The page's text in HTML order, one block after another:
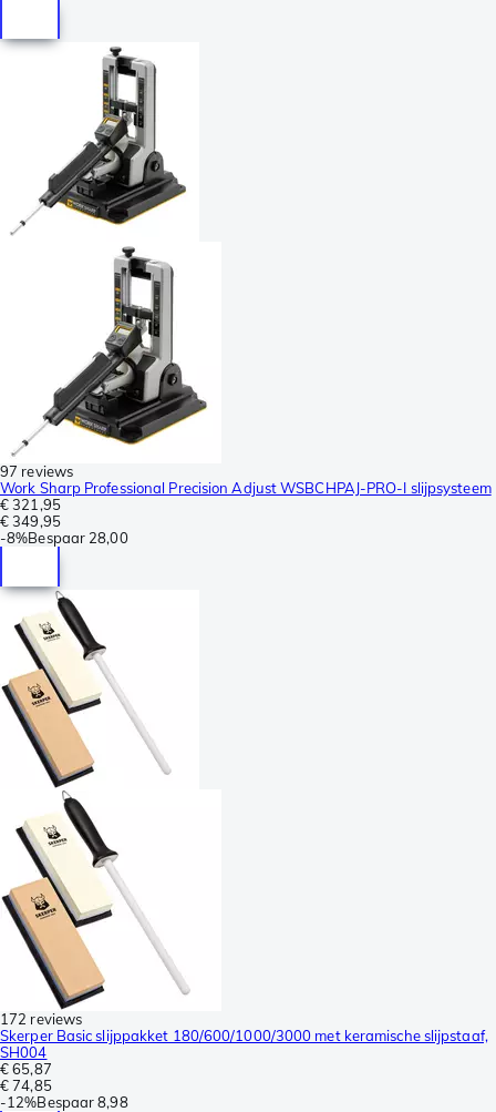
97 reviews
Work Sharp Professional Precision Adjust WSBCHPAJ-PRO-I slijpsysteem
€ 321,95
€ 349,95
-8%Bespaar 28,00
172 reviews
Skerper Basic slijppakket 180/600/1000/3000 met keramische slijpstaaf,
SH004
€ 65,87
€ 74,85
-12%Bespaar 8,98